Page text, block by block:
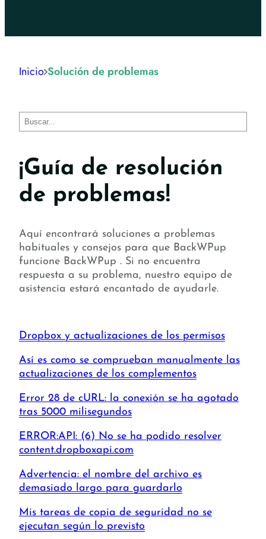
Inicio Solución de problemas
Buscar
¡Guía de resolución
de problemas!
Aquí encontrará soluciones a problemas
habituales y consejos para que BackWPup
funcione BackWPup . Si no encuentra
respuesta a su problema, nuestro equipo de
asistencia estará encantado de ayudarle.
Dropbox y actualizaciones de los permisos
Así es como se comprueban manualmente las
actualizaciones de los complementos
Error 28 de cURL: la conexión se ha agotado
tras 5000 milisegundos
ERROR:API: (6) No se ha podido resolver
content.dropboxapi.com
Advertencia: el nombre del archivo es
demasiado largo para guardarlo
Mis tareas de copia de seguridad no se
ejecutan según lo previsto